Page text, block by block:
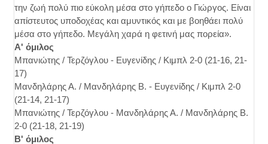
την ζωή πολύ πιο εύκολη μέσα στο γήπεδο ο Γιώργος. Είναι
απίστευτος υποδοχέας και αμυντικός και με βοηθάει πολύ
μέσα στο γήπεδο. Μεγάλη χαρά η φετινή μας πορεία».
Α' όμιλος
Μπανιώτης / Τερζόγλου - Ευγενίδης / Κιμπλ 2-0 (21-16, 21-
17)
Μανδηλάρης Α. / Μανδηλάρης Β. - Ευγενίδης / Κιμπλ 2-0
(21-14, 21-17)
Μπανιώτης / Τερζόγλου - Μανδηλάρης Α. / Μανδηλάρης Β.
2-0 (21-18, 21-19)
Β' όμιλος